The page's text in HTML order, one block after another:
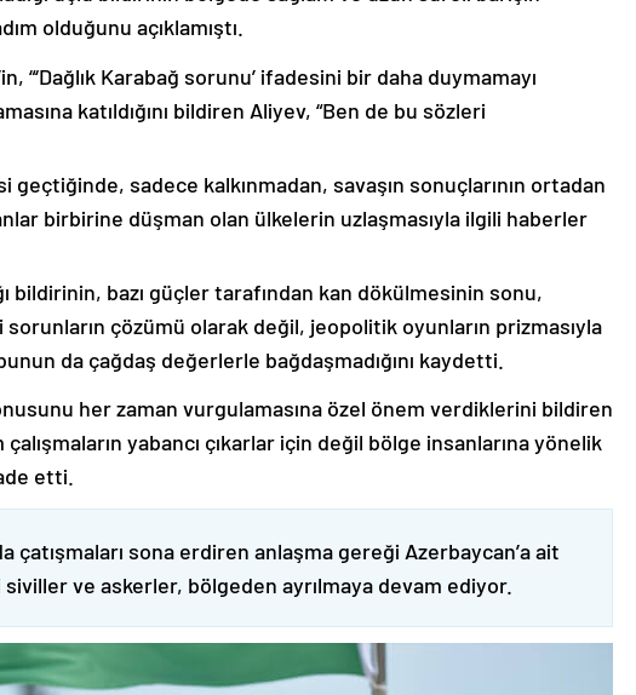
olduğunu açıklamıştı.
“‘Dağlık Karabağ sorunu’ ifadesini bir daha duymamayı
katıldığını bildiren Aliyev, “Ben de bu sözleri
geçtiğinde, sadece kalkınmadan, savaşın sonuçlarının ortadan
birbirine düşman olan ülkelerin uzlaşmasıyla ilgili haberler
bildirinin, bazı güçler tarafından kan dökülmesinin sonu,
sorunların çözümü olarak değil, jeopolitik oyunların prizmasıyla
da çağdaş değerlerle bağdaşmadığını kaydetti.
her zaman vurgulamasına özel önem verdiklerini bildiren
yabancı çıkarlar için değil bölge insanlarına yönelik
etti.
çatışmaları sona erdiren anlaşma gereği Azerbaycan’a ait
ve askerler, bölgeden ayrılmaya devam ediyor.